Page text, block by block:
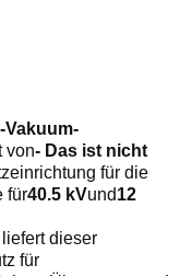
Vakuum-
von- Das ist nicht
für die
für40.5 kVund12
dieser
für